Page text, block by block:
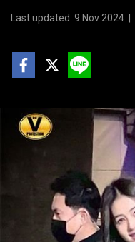
Last updated: 9 Nov 2024